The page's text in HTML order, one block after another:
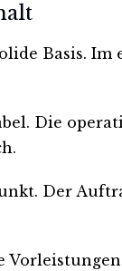
Basis.
Die
Der